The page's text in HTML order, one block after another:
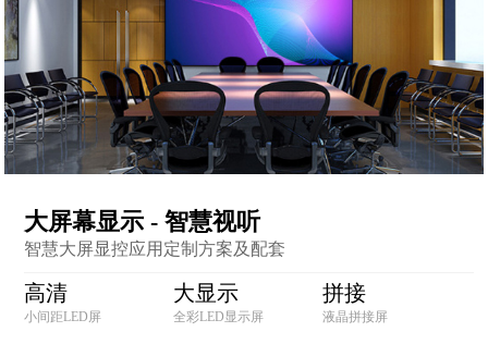
大屏幕显示 - 智慧视听
智慧大屏显控应用定制方案及配套
高清
小间距LED屏
大显示
全彩LED显示屏
拼接
液晶拼接屏